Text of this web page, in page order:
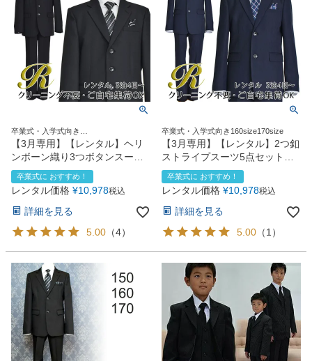
卒業式・入学式向き
140size150size160size170size
【3月専用】【レンタル】ヘリ
ンボーン織り3つボタンスーツ5
点セット(CAT545611)ブラック
卒業式に おすすめ！
レンタル価格 ¥10,978税込
詳細を見る
5.00 （4）
卒業式・入学式向き160size170size
【3月専用】【レンタル】2つ釦
ストライプスーツ5点セット
(CAT545610)ネイビー
卒業式に おすすめ！
レンタル価格 ¥10,978税込
詳細を見る
5.00 （1）